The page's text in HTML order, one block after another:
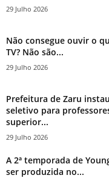
29 Julho 2026
Não consegue ouvir o
TV? Não são...
29 Julho 2026
Prefeitura de Zaru
seletivo para
superior...
29 Julho 2026
A 2ª temporada de
ser produzida no...